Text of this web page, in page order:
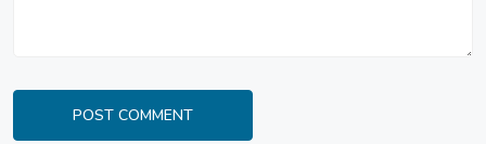
POST COMMENT